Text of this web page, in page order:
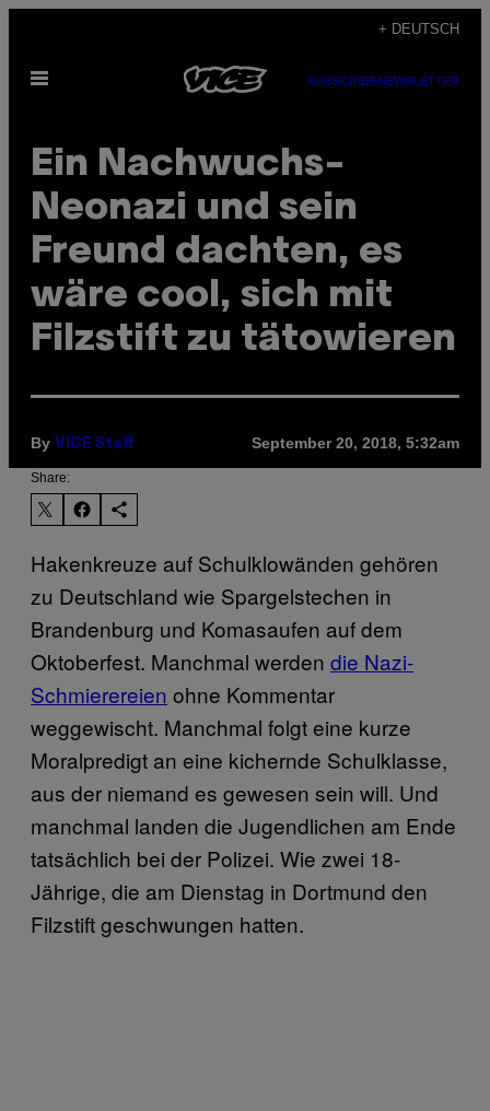
content
+ DEUTSCH
Open
SUBSCRIBENEWSLETTER
Ein Nachwuchs-
Neonazi und sein
Freund dachten, es
wäre cool, sich mit
Filzstift zu tätowieren
By VICE Staff September 20, 2018, 5:32am
Share:
Hakenkreuze auf Schulklowänden gehören
zu Deutschland wie Spargelstechen in
Brandenburg und Komasaufen auf dem
Oktoberfest. Manchmal werden die Nazi-
Schmierereien ohne Kommentar
weggewischt. Manchmal folgt eine kurze
Moralpredigt an eine kichernde Schulklasse,
aus der niemand es gewesen sein will. Und
manchmal landen die Jugendlichen am Ende
tatsächlich bei der Polizei. Wie zwei 18-
Jährige, die am Dienstag in Dortmund den
Filzstift geschwungen hatten.